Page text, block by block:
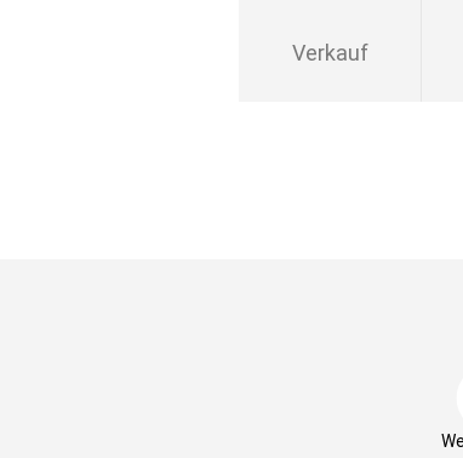
Verkauf